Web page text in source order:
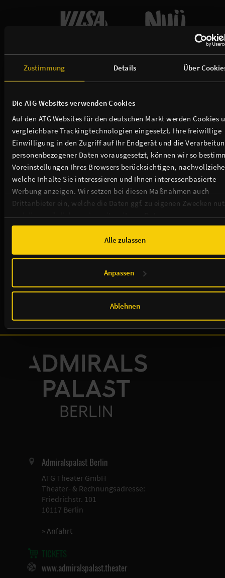
Zustimmung Details Über
Die ATG Websites verwenden Cookies
Auf den ATG Websites für den deutschen Markt werden Cookies
vergleichbare Trackingtechnologien eingesetzt. Ihre freiwillige
Einwilligung in den Zugriff auf Ihr Endgerät und die
personenbezogener Daten vorausgesetzt, können wir so
Voreinstellungen Ihres Browsers berücksichtigen,
welche Inhalte Sie interessieren und Ihnen interessenbasierte
Werbung anzeigen. Wir setzen bei diesen Maßnahmen auch
Drittanbieter ein, welche die Daten ggf. zu eigenen Zwecken
führen. Weitere Informationen, insbesondere zur Speicherdauer,
Cookie-Erklärungsowie zur Verarbeitung,
insbesondere zu Ihren Widerrufsmöglichkeiten und weiteren
Alle zulassen
Anpassen
Ablehnen
Der Admiralspalast ist Mitglied von:
Offizieller Mobilitätspartner:
Admiralspalast Berlin
ATG Theater GmbH
Theater- & Rechnungsadresse:
Friedrichstr. 101
10117 Berlin
» Anfahrt
TICKETS
www.admiralspalast.theater